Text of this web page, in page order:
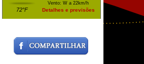
72°F
Vento: W a 22km/h
Detalhes e previsões